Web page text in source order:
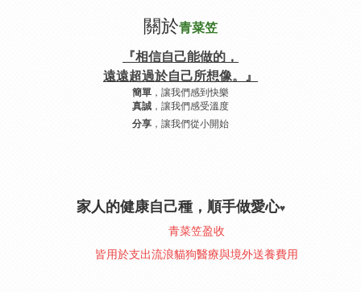
關於青菜笠
『相信自己能做的，
遠遠超過於自己所想像。』
簡單 ，讓我們感到快樂
真誠 ，讓我們感受溫度
分享 ，讓我們從小開始
家人的健康自己種，順手做愛心♥︎
青菜笠盈收
皆用於支出流浪貓狗醫療與境外送養費用